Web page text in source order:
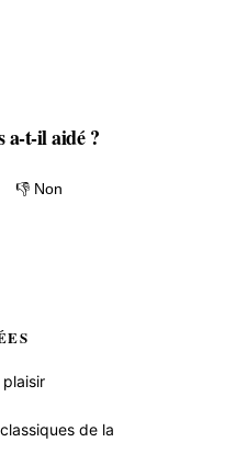
a-t-il aidé ?
👎 Non
plaisir
de la